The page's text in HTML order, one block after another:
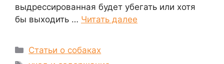
выдрессированная будет убегать или хотя
бы выходить … Читать далее
Рубрики
Статьи о собаках